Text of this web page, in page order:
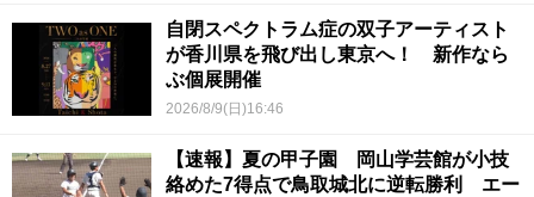
自閉スペクトラム症の双子アーティスト
が香川県を飛び出し東京へ！ 新作なら
ぶ個展開催
2026/8/9(日)16:46
【速報】夏の甲子園 岡山学芸館が小技
絡めた7得点で鳥取城北に逆転勝利 エー